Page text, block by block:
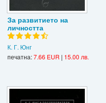
За развитието на
личността
К. Г. Юнг
печатна:7.66 EUR | 15.00 лв.